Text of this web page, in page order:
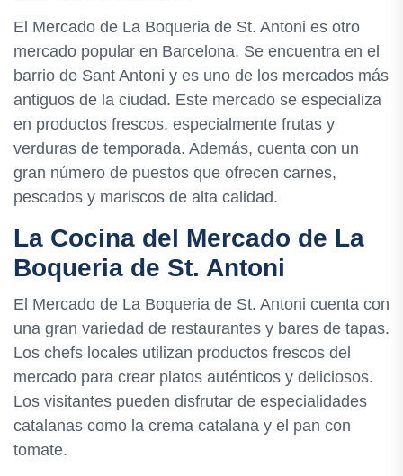
El Mercado de La Boqueria de St. Antoni es otro
mercado popular en Barcelona. Se encuentra en el
barrio de Sant Antoni y es uno de los mercados más
antiguos de la ciudad. Este mercado se especializa
en productos frescos, especialmente frutas y
verduras de temporada. Además, cuenta con un
gran número de puestos que ofrecen carnes,
pescados y mariscos de alta calidad.
La Cocina del Mercado de La
Boqueria de St. Antoni
El Mercado de La Boqueria de St. Antoni cuenta con
una gran variedad de restaurantes y bares de tapas.
Los chefs locales utilizan productos frescos del
mercado para crear platos auténticos y deliciosos.
Los visitantes pueden disfrutar de especialidades
catalanas como la crema catalana y el pan con
tomate.